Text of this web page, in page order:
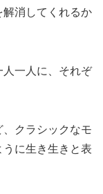
解消してくれるか
一人に、それぞ
、クラシックなモ
に生き生きと表